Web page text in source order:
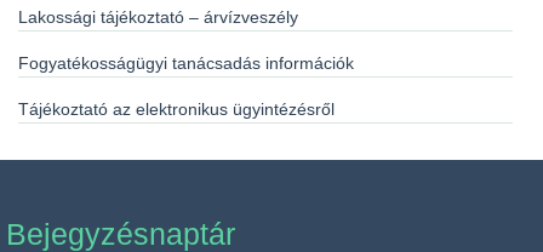
Lakossági tájékoztató – árvízveszély
Fogyatékosságügyi tanácsadás információk
Tájékoztató az elektronikus ügyintézésről
Bejegyzésnaptár